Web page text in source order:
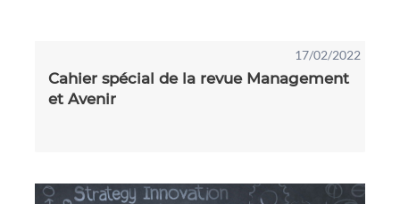
17/02/2022
Cahier spécial de la revue Management
et Avenir